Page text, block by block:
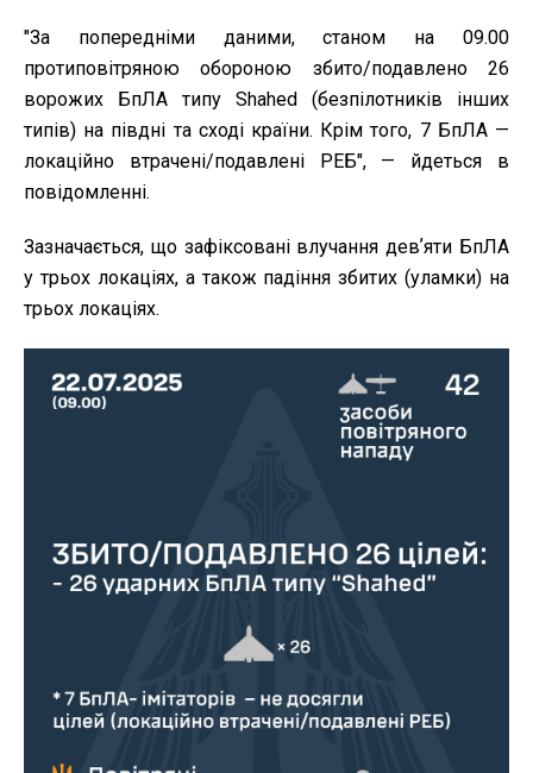
"За попередніми даними, станом на 09.00
протиповітряною обороною збито/подавлено 26
ворожих БпЛА типу Shahed (безпілотників інших
типів) на півдні та сході країни. Крім того, 7 БпЛА —
локаційно втрачені/подавлені РЕБ", — йдеться в
повідомленні.
Зазначається, що зафіксовані влучання девʼяти БпЛА
у трьох локаціях, а також падіння збитих (уламки) на
трьох локаціях.